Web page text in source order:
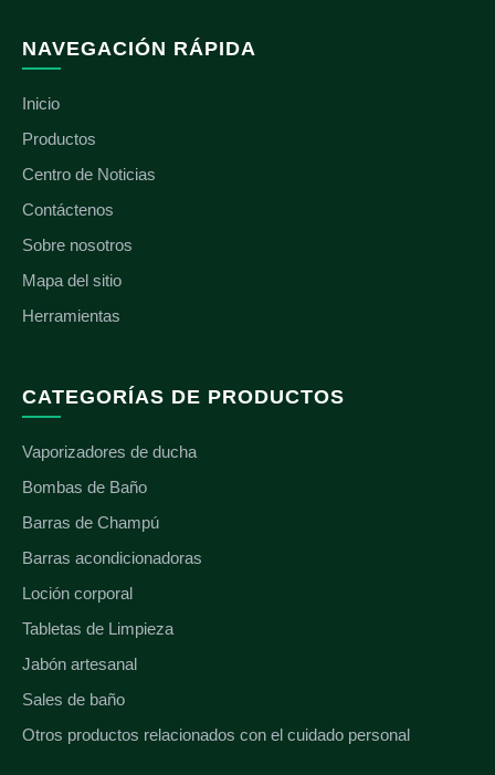
NAVEGACIÓN RÁPIDA
Inicio
Productos
Centro de Noticias
Contáctenos
Sobre nosotros
Mapa del sitio
Herramientas
CATEGORÍAS DE PRODUCTOS
Vaporizadores de ducha
Bombas de Baño
Barras de Champú
Barras acondicionadoras
Loción corporal
Tabletas de Limpieza
Jabón artesanal
Sales de baño
Otros productos relacionados con el cuidado personal